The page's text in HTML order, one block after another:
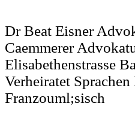
Dr Beat Eisner
Caemmerer
Elisabethenstrasse
Verheiratet
Franzouml;sisch